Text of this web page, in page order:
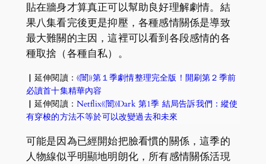
貼在牆身才算真正可以幫助良好理解劇情。結
果八集看完後更是抑壓，各種感情關係是導致
最大難關的主因，這裡可以看到各段感情的各
種取捨（各種自私）。
▏延伸閱讀：《闇》第１季劇情整理完全版！開刷第２季前
必讀首十集精華內容
▏延伸閱讀：Netflix《闇》Dark 第1季 結局告訴我們：縱使
有穿梭的方法不等於可以改變過去和未來
可能是因為已經開始把臉看慣的關係，這季的
人物線似乎明顯地明朗化，所有感情關係活現